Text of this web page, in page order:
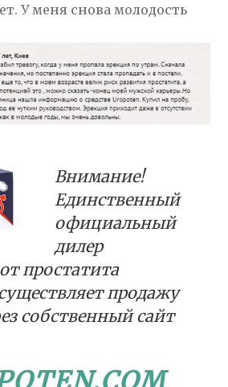
У меня снова молодость
Внимание!
Единственный
официальный
дилер
простатита
продажу
собственный сайт